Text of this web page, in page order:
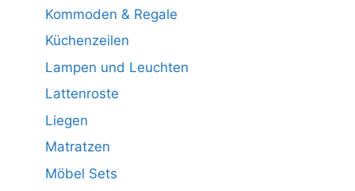
Kommoden & Regale
Küchenzeilen
Lampen und Leuchten
Lattenroste
Liegen
Matratzen
Möbel Sets